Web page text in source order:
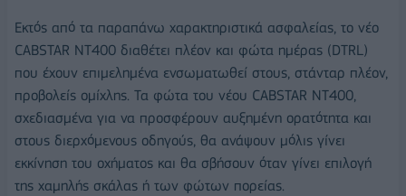
Εκτός από τα παραπάνω χαρακτηριστικά ασφαλείας, το νέο
CABSTAR NT400 διαθέτει πλέον και φώτα ημέρας (DTRL)
που έχουν επιμελημένα ενσωματωθεί στους, στάνταρ πλέον,
προβολείς ομίχλης. Τα φώτα του νέου CABSTAR NT400,
σχεδιασμένα για να προσφέρουν αυξημένη ορατότητα και
στους διερχόμενους οδηγούς, θα ανάψουν μόλις γίνει
εκκίνηση του οχήματος και θα σβήσουν όταν γίνει επιλογή
της χαμηλής σκάλας ή των φώτων πορείας.